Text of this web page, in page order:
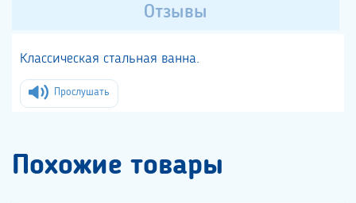
Отзывы
Классическая стальная ванна.
Прослушать
Похожие товары